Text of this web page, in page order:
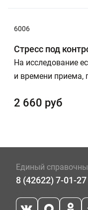
6006
Стресс под
На исследование
и времени
2 660 руб
Единый
8 (42622) 7-01-27